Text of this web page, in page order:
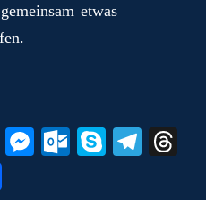
etwas
E
M
O
S
Te